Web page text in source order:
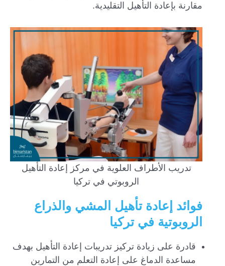
مقارنة بإعادة التأهيل التقليدية.
تدريب الأطراف العلوية في مركز إعادة التأهيل
الروبوتي في تركيا
فوائد إعادة تأهيل المشي والذراع
الروبوتية في تركيا
قادرة على زيادة تركيز تدريبات إعادة التأهيل بهدف
مساعدة الدماغ على إعادة التعلم من التمارين